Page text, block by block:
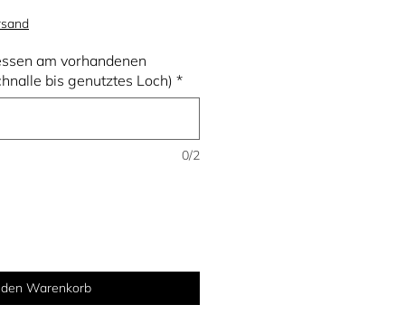
am vorhandenen
bis genutztes Loch) *
0/2
Warenkorb